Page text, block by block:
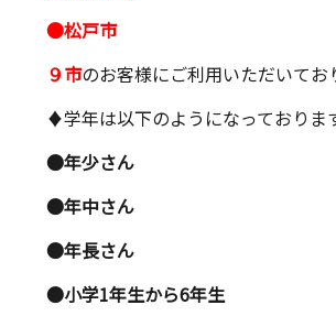
●松戸市
９市のお客様にご利用いただいてお
♦︎学年は以下のようになっておりま
●年少さん
●年中さん
●年長さん
●小学1年生から6年生